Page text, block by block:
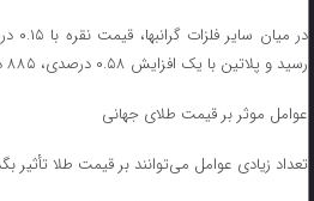
رسید و پلاتین با یک افزایش ۰.۵۸ درصدی، ۸۸۵ دلار و ۷۳ سنت معامله می‌شود.
عوامل موثر بر قیمت طلای جهانی
تعداد زیادی عوامل می‌توانند بر قیمت طلا تأثیر